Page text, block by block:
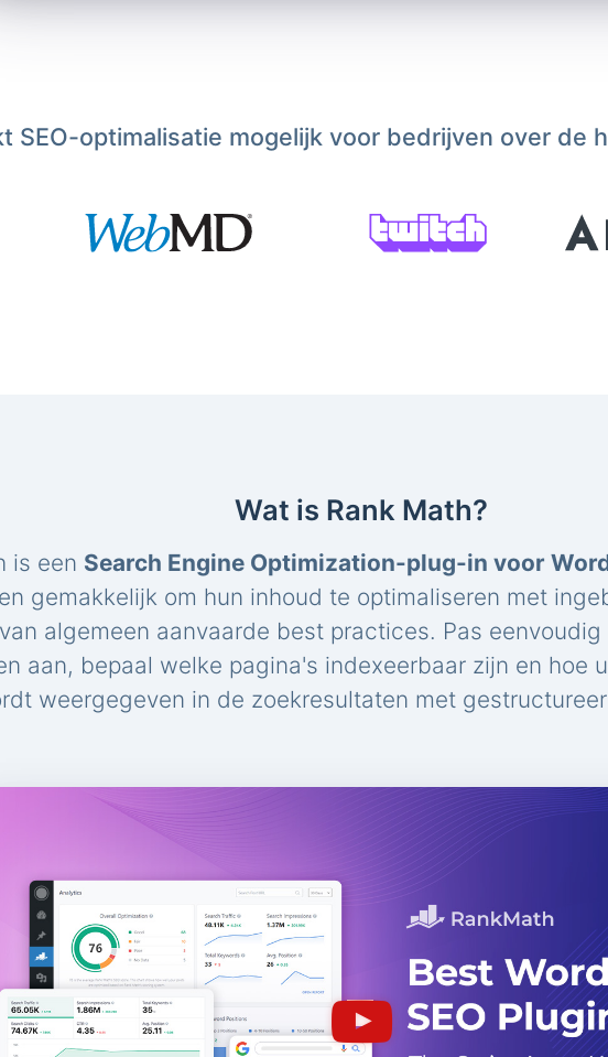
SEO-optimalisatie mogelijk voor bedrijven over de
Wat is Rank Math?
is een Search Engine Optimization-plug-in voor
gemakkelijk om hun inhoud te optimaliseren met
algemeen aanvaarde best practices. Pas
aan, bepaal welke pagina's indexeerbaar zijn en hoe
weergegeven in de zoekresultaten met